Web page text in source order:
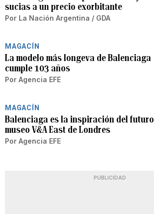
sucias a un precio exorbitante
Por La Nación Argentina / GDA
MAGACÍN
La modelo más longeva de Balenciaga
cumple 103 años
Por Agencia EFE
MAGACÍN
Balenciaga es la inspiración del futuro
museo V&A East de Londres
Por Agencia EFE
PUBLICIDAD